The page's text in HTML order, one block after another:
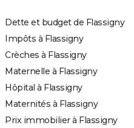
Dette et budget de Flassigny
Impôts à Flassigny
Crèches à Flassigny
Maternelle à Flassigny
Hôpital à Flassigny
Maternités à Flassigny
Prix immobilier à Flassigny